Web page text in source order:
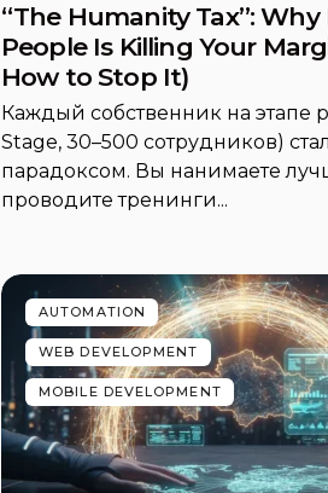
“The Humanity Tax”: Why
People Is Killing Your
How to Stop It)
Каждый собственник на этапе
Stage, 30–500 сотрудников)
парадоксом. Вы нанимаете
проводите тренинги...
AUTOMATION
WEB DEVELOPMENT
MOBILE DEVELOPMENT